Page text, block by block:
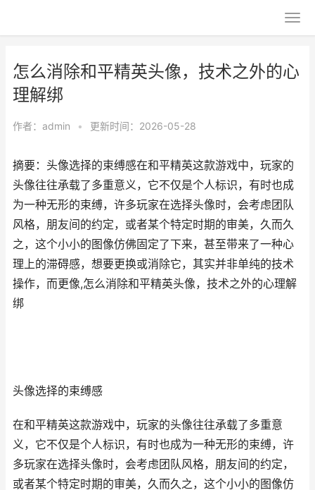
怎么消除和平精英头像，技术之外的心
理解绑
作者： admin • 更新时间：2026-05-28
摘要：头像选择的束缚感在和平精英这款游戏中，玩家的
头像往往承载了多重意义，它不仅是个人标识，有时也成
为一种无形的束缚，许多玩家在选择头像时，会考虑团队
风格，朋友间的约定，或者某个特定时期的审美，久而久
之，这个小小的图像仿佛固定了下来，甚至带来了一种心
理上的滞碍感，想要更换或消除它，其实并非单纯的技术
操作，而更像,怎么消除和平精英头像，技术之外的心理解
绑
头像选择的束缚感
在和平精英这款游戏中，玩家的头像往往承载了多重意
义，它不仅是个人标识，有时也成为一种无形的束缚，许
多玩家在选择头像时，会考虑团队风格，朋友间的约定，
或者某个特定时期的审美，久而久之，这个小小的图像仿